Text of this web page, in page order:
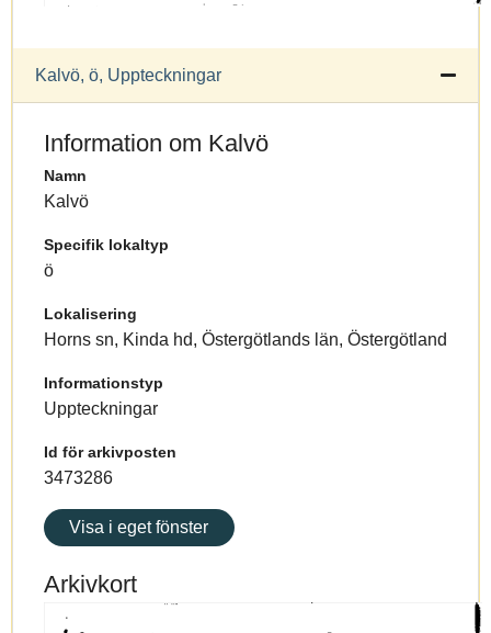
Kalvö, ö, Uppteckningar
Information om Kalvö
Namn
Kalvö
Specifik lokaltyp
ö
Lokalisering
Horns sn, Kinda hd, Östergötlands län, Östergötland
Informationstyp
Uppteckningar
Id för arkivposten
3473286
Visa i eget fönster
Arkivkort